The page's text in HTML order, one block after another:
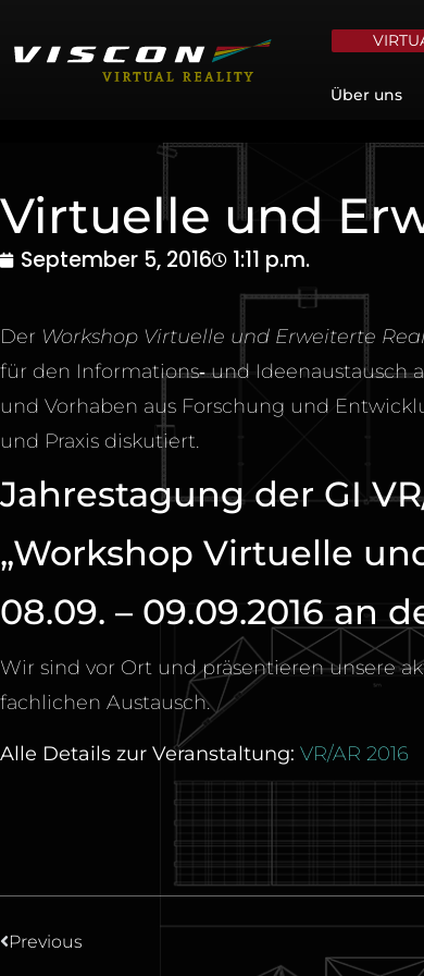
Über uns
Virtuelle und
September 5, 2016 1:11 p.m.
Der Workshop Virtuelle und Erweiterte
für den Informations‐ und
und Vorhaben aus Forschung und
und Praxis diskutiert.
Jahrestagung der GI
„Workshop Virtuelle
08.09. – 09.09.2016 an
Wir sind vor Ort und präsentieren unsere
fachlichen Austausch.
Alle Details zur Veranstaltung: VR/AR 2016
Previous